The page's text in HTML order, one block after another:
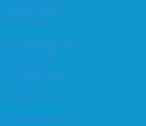
Høstturneringen
Høst-konrad
Klubbmesterskapet
KM i lynsjakk
Vår-konrad
KM i hurtigsjakk
Høst-konrad
Høstturneringen
Klubbmesterskapet